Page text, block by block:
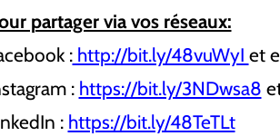
partager via vos réseaux:
:http://bit.ly/48vuWyI et
: https://bit.ly/3NDwsa8
: https://bit.ly/48TeTLt